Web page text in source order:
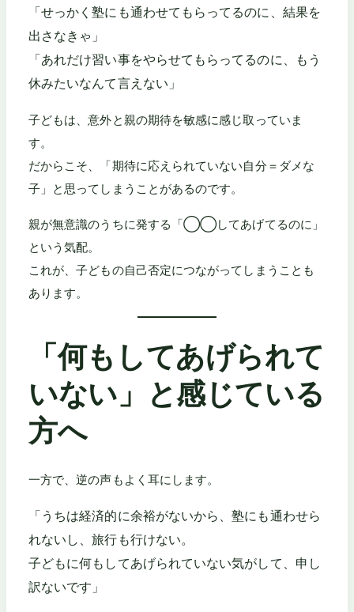
「せっかく塾にも通わせてもらってるのに、結果を
出さなきゃ」
「あれだけ習い事をやらせてもらってるのに、もう
休みたいなんて言えない」
子どもは、意外と親の期待を敏感に感じ取っていま
す。
だからこそ、「期待に応えられていない自分＝ダメな
子」と思ってしまうことがあるのです。
親が無意識のうちに発する「◯◯してあげてるのに」
という気配。
これが、子どもの自己否定につながってしまうことも
あります。
「何もしてあげられて
いない」と感じている
方へ
一方で、逆の声もよく耳にします。
「うちは経済的に余裕がないから、塾にも通わせら
れないし、旅行も行けない。
子どもに何もしてあげられていない気がして、申し
訳ないです」